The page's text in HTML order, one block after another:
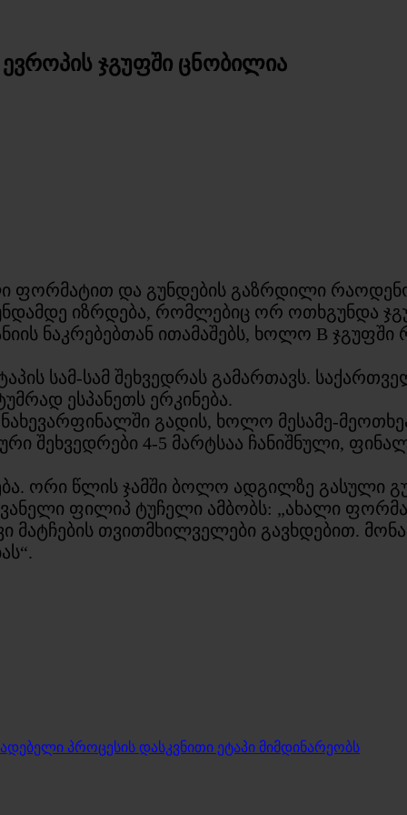
ჯგუფში ცნობილია
ფორმატით და გუნდების გაზრდილი
იზრდება, რომლებიც ორ ოთხგუნდა
ნაკრებებთან ითამაშებს, ხოლო B
სამ-სამ შეხვედრას გამართავს.
ესპანეთს ერკინება.
გადის, ხოლო მესამე-
შეხვედრები 4-5 მარტსაა ჩანიშნული,
ორი წლის ჯამში ბოლო ადგილზე გასული
ფილიპ ტუჩელი ამბობს: „ახალი
მატჩების თვითმხილველები გავხდებით.
პროცესის დასკვნითი ეტაპი მიმდინარეობს